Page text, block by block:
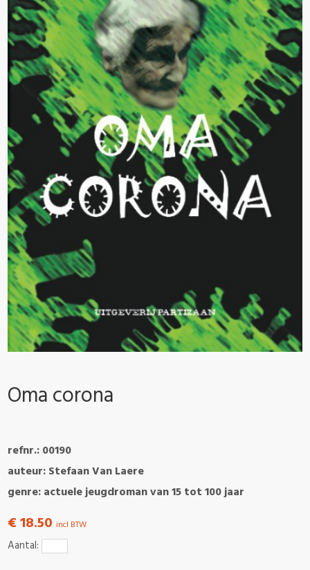
Oma corona
refnr.: 00190
auteur: Stefaan Van Laere
genre: actuele jeugdroman van 15 tot 100 jaar
€ 18.50 incl BTW
Aantal: